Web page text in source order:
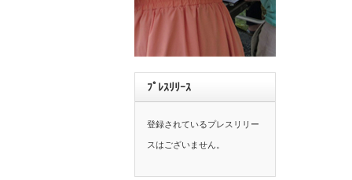
ﾌﾟﾚｽﾘﾘｰｽ
登録されているプレスリリー
スはございません。